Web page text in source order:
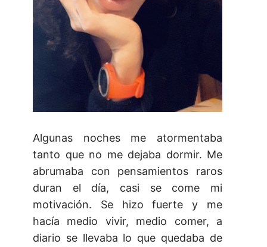
Algunas noches me atormentaba
tanto que no me dejaba dormir. Me
abrumaba con pensamientos raros
duran el día, casi se come mi
motivación. Se hizo fuerte y me
hacía medio vivir, medio comer, a
diario se llevaba lo que quedaba de